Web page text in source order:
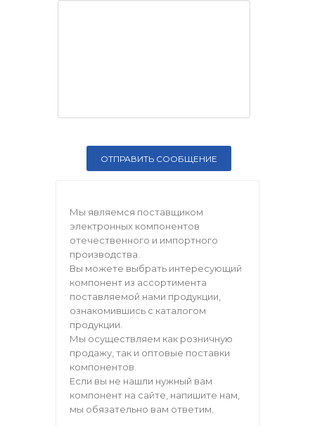
Мы являемся поставщиком
электронных компонентов
отечественного и импортного
производства.
Вы можете выбрать интересующий
компонент из ассортимента
поставляемой нами продукции,
ознакомившись с каталогом
продукции.
Мы осуществляем как розничную
продажу, так и оптовые поставки
компонентов.
Если вы не нашли нужный вам
компонент на сайте, напишите нам,
мы обязательно вам ответим.